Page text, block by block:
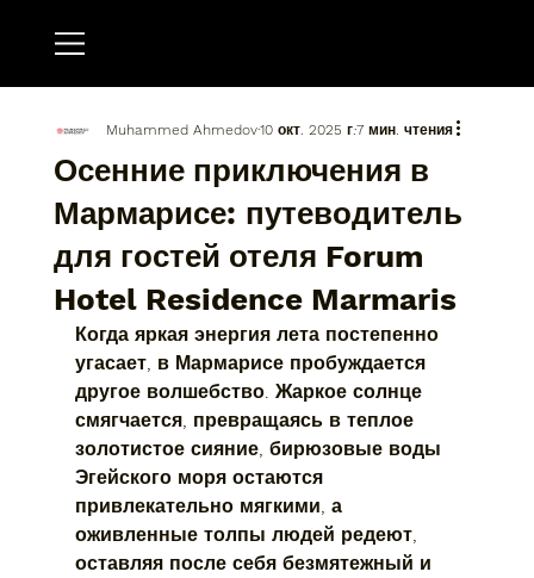
Осенние приключения в
Мармарисе: путеводитель
для гостей отеля Forum
Hotel Residence Marmaris
Muhammed Ahmedov10 окт. 2025 г.7 мин. чтения
Когда яркая энергия лета постепенно
угасает, в Мармарисе пробуждается
другое волшебство. Жаркое солнце
смягчается, превращаясь в теплое
золотистое сияние, бирюзовые воды
Эгейского моря остаются
привлекательно мягкими, а
оживленные толпы людей редеют,
оставляя после себя безмятежный и